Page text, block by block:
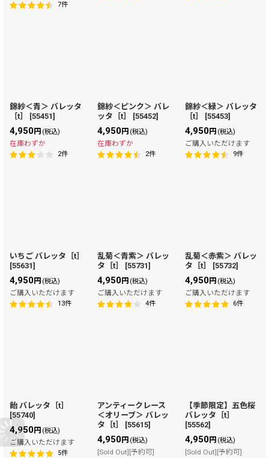
7件
錦紗＜青＞ バレッタ
［t］
[55451]
4,950円 (税込)
在庫わずか
2件
錦紗＜ピンク＞ バレ
ッタ［t］
[55452]
4,950円 (税込)
在庫わずか
2件
錦紗＜緑＞ バレッタ
［t］
[55453]
4,950円 (税込)
ご購入いただけます
9件
いちご バレッタ［t］
[55631]
4,950円 (税込)
ご購入いただけます
13件
乱菊＜青紫＞ バレッ
タ［t］
[55731]
4,950円 (税込)
ご購入いただけます
4件
乱菊＜赤紫＞ バレッ
タ［t］
[55732]
4,950円 (税込)
ご購入いただけます
6件
飴 バレッタ［t］
[55740]
4,950円 (税込)
ご購入いただけます
5件
アンティークレース
＜オリーブ＞ バレッ
タ［t］
[55615]
4,950円 (税込)
[Sold Out][予約可]
【季節限定】五色桜
バレッタ［t］
[55562]
4,950円 (税込)
[Sold Out][予約可]